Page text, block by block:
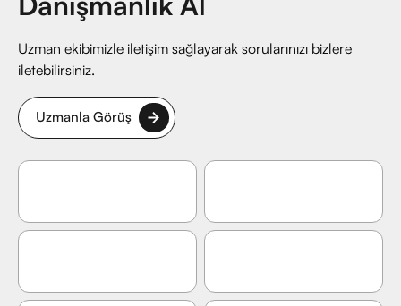
Uzman ekibimizle iletişim sağlayarak sorularınızı bizlere
iletebilirsiniz.
Uzmanla Görüş